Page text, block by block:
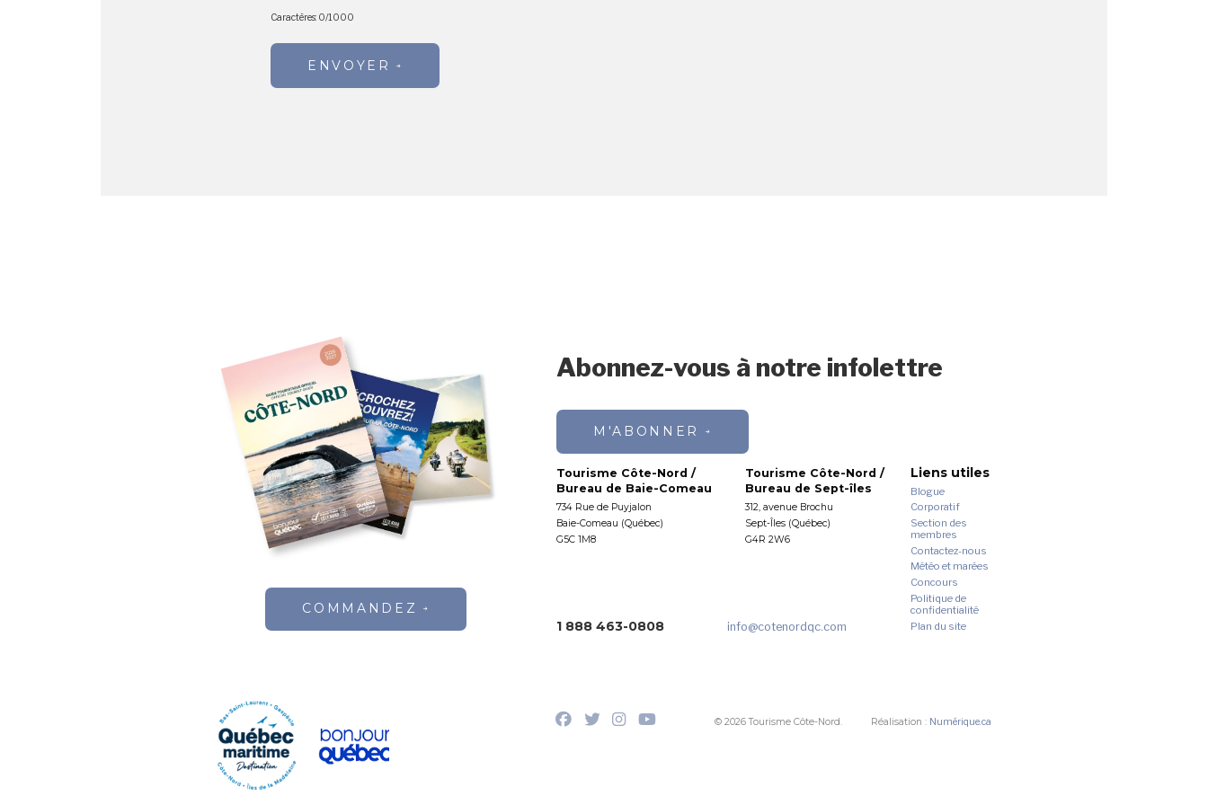
Caractères: 0/1000
ENVOYER
COMMANDEZ
Abonnez-vous à notre infolettre
M'ABONNER
Tourisme Côte-Nord /
Bureau de Baie-Comeau
734 Rue de Puyjalon
Baie-Comeau (Québec)
G5C 1M8
Tourisme Côte-Nord /
Bureau de Sept-îles
312, avenue Brochu
Sept-Îles (Québec)
G4R 2W6
Liens utiles
Blogue
Corporatif
Section des
membres
Contactez-nous
Météo et marées
Concours
Politique de
confidentialité
Plan du site
1 888 463-0808 info@cotenordqc.com
© 2026 Tourisme Côte-Nord. Réalisation : Numérique.ca